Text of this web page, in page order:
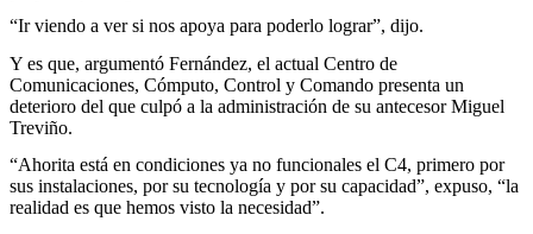
“Ir viendo a ver si nos apoya para poderlo lograr”, dijo.
Y es que, argumentó Fernández, el actual Centro de
Comunicaciones, Cómputo, Control y Comando presenta un
deterioro del que culpó a la administración de su antecesor Miguel
Treviño.
“Ahorita está en condiciones ya no funcionales el C4, primero por
sus instalaciones, por su tecnología y por su capacidad”, expuso, “la
realidad es que hemos visto la necesidad”.